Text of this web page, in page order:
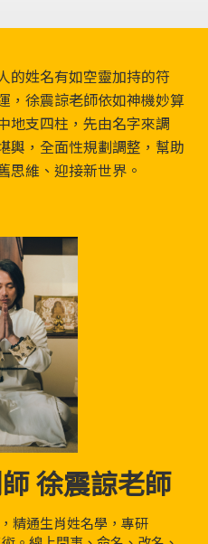
的姓名有如空靈加持的符
，徐震諒老師依如神機妙算
地支四柱，先由名字來調
輿，全面性規劃調整，幫助
思維、迎接新世界。
徐震諒老師
精通生肖姓名學，專研